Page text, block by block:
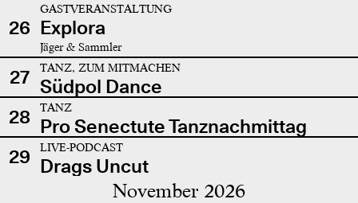
26
GASTVERANSTALTUNG
Explora
Jäger & Sammler
27 TANZ, ZUM MITMACHEN
Südpol Dance
28
TANZ
Pro Senectute Tanznachmittag
29
LIVE-PODCAST
Drags Uncut
November 2026